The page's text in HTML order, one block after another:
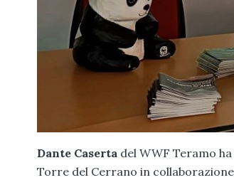
Dante Caserta del WWF Teramo
Torre del Cerrano in